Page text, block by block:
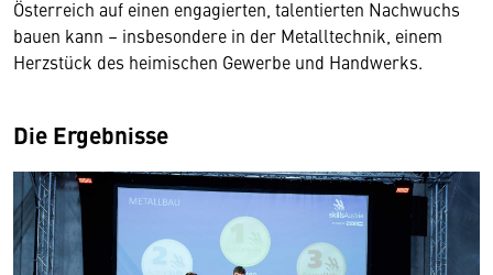
Österreich auf einen engagierten, talentierten Nachwuchs
bauen kann – insbesondere in der Metalltechnik, einem
Herzstück des heimischen Gewerbe und Handwerks.
Die Ergebnisse